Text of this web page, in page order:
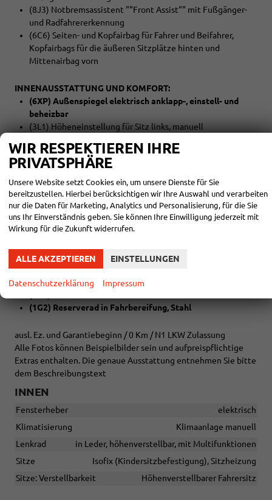
(8J3) Notbremsassistent ""Front Assist"" mit Fußgänger-
und Radfahrererkennung
(6C6) Seiten- und Kopfairbag für Fahrer und Beifahrer,
Kopfairbags für die äußeren Sitzplätze hinten und
Mittenairbag vorn
INNENAUSSTATTUNG UND KOMFORT:
(6XP) Außenspiegel elektrisch anklapp-, einstell- und
beheizbar
(3L1) Höheneinstellung für Sitz links, manuell
Sitze im FGR (außer mittlerer Sitz der 2. Sitzreihe)
(KH6) Klimaanlage mit manueller Regelung
(2FD) Multifunktionslederlenkrad
(N0L) Sitzbezüge in Stoff, Dessin ""Double Grid""
EXTRAS:
(ZVA) Assistenzpaket
(JX1) Kreuzungsassistent
(5Q2+5R2) Schiebetür links und rechts im
Lade-/Fahrgastraum
(1G2) Reserverad in Fahrbereifung, Stahl
ausl. Ez. und Garantiebeginn / 0 Km / N1 LKW Zulassung
Alle Fotos können Beispielbilder sein und aufpreispflichtige
Extras enthalten. Die genaue Ausstattung entnehmen Sie bitte
dem Beschreibungstext
INNEN
Fensterheber
elektrisch
Klimatisierung
Klimaanlage manuell
Lenkrad
in Leder, höhenverstellbar, mit Multifunktionen
Sitze
Isofix (Kindersitzbefestigung), Sitzheizung
Sitze: Verstellbarkeit
Höhenverstellbarer Fahrersitz
WIR RESPEKTIEREN IHRE
PRIVATSPHÄRE
Unsere Website setzt Cookies ein, um unsere Dienste für Sie
bereitzustellen. Hierbei berücksichtigen wir Ihre Auswahl und verarbeiten
nur die Daten für Marketing, Analytics und Personalisierung, für die Sie
uns Ihr Einverständnis geben. Sie können Ihre Einwilligung jederzeit mit
Wirkung für die Zukunft widerrufen.
ALLE AKZEPTIEREN EINSTELLUNGEN
Datenschutzerklärung Impressum